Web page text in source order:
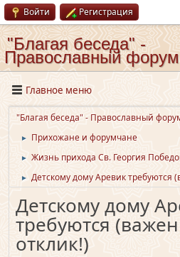
Войти Регистрация
"Благая беседа" -
Православный форум
Главное меню
"Благая беседа" - Православный
► Прихожане и форумчане
► Жизнь прихода Св. Георгия
► Детскому дому Аревик требуются
Детскому дому
требуются
отклик!)